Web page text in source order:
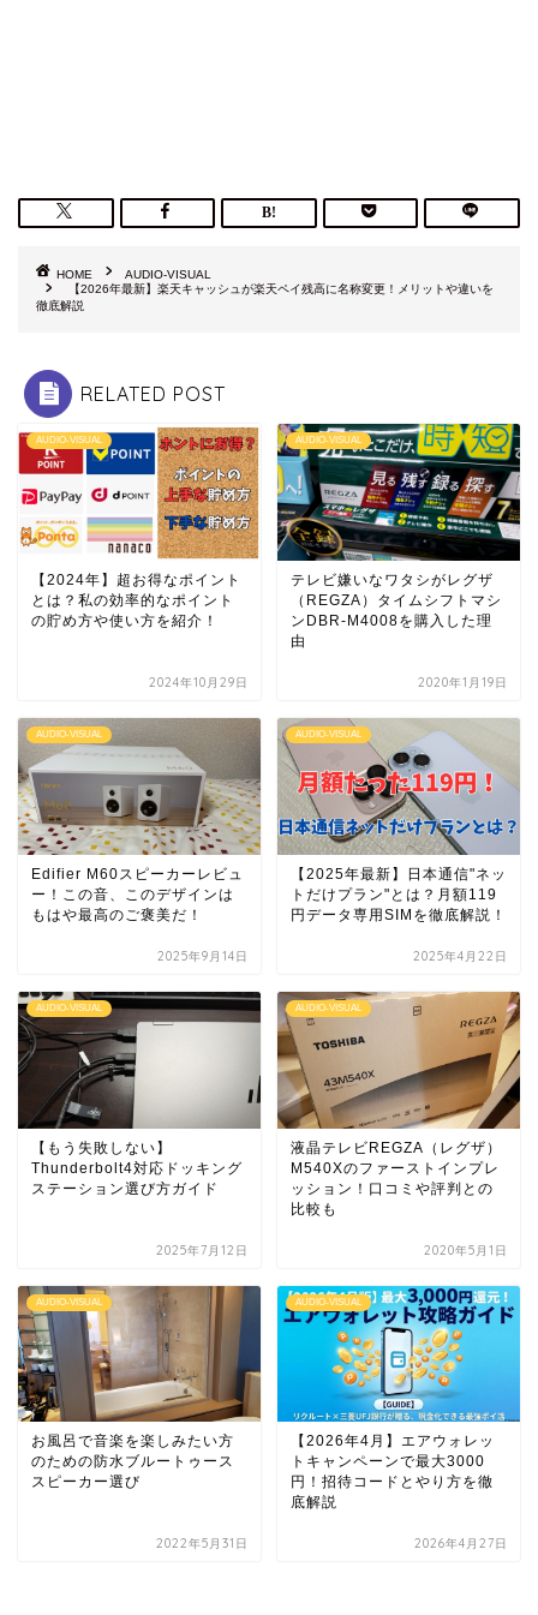
HOME
AUDIO-VISUAL
【2026年最新】楽天キャッシュが楽天ペイ残高に名称変更！メリットや違いを
徹底解説
RELATED POST
AUDIO-VISUAL
【2024年】超お得なポイント
とは？私の効率的なポイント
の貯め方や使い方を紹介！
2024年10月29日
AUDIO-VISUAL
テレビ嫌いなワタシがレグザ
（REGZA）タイムシフトマシ
ンDBR-M4008を購入した理
由
2020年1月19日
AUDIO-VISUAL
Edifier M60スピーカーレビュ
ー！この音、このデザインは
もはや最高のご褒美だ！
2025年9月14日
AUDIO-VISUAL
【2025年最新】日本通信"ネッ
トだけプラン"とは？月額119
円データ専用SIMを徹底解説！
2025年4月22日
AUDIO-VISUAL
【もう失敗しない】
Thunderbolt4対応ドッキング
ステーション選び方ガイド
2025年7月12日
AUDIO-VISUAL
液晶テレビREGZA（レグザ）
M540Xのファーストインプレ
ッション！口コミや評判との
比較も
2020年5月1日
AUDIO-VISUAL
お風呂で音楽を楽しみたい方
のための防水ブルートゥース
スピーカー選び
2022年5月31日
AUDIO-VISUAL
【2026年4月】エアウォレッ
トキャンペーンで最大3000
円！招待コードとやり方を徹
底解説
2026年4月27日